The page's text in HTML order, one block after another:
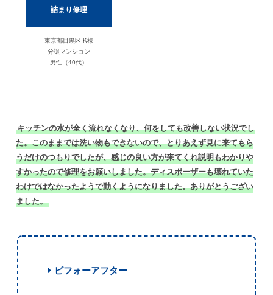
詰まり修理
東京都目黒区 K様
分譲マンション
男性（40代）
キッチンの水が全く流れなくなり、何をしても改善しない状況でし
た。このままでは洗い物もできないので、とりあえず見に来てもら
うだけのつもりでしたが、感じの良い方が来てくれ説明もわかりや
すかったので修理をお願いしました。ディスポーザーも壊れていた
わけではなかったようで動くようになりました。ありがとうござい
ました。
ビフォーアフター